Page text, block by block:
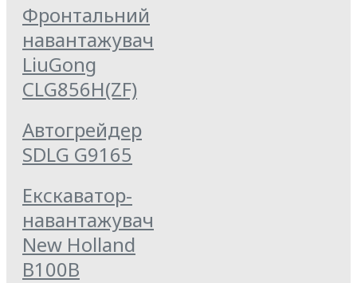
Фронтальний
навантажувач
LiuGong
CLG856H(ZF)
Автогрейдер
SDLG G9165
Екскаватор-
навантажувач
New Holland
B100B